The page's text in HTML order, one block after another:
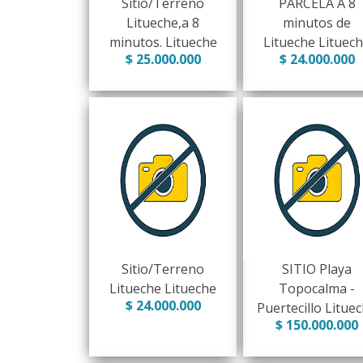
Litueche,a 8
minutos. Litueche
$ 25.000.000
minutos de
Litueche
$ 24.000.000
Sitio/Terreno
Litueche Litueche
$ 24.000.000
SITIO Playa
Topocalma -
Puertecillo
$ 150.000.000